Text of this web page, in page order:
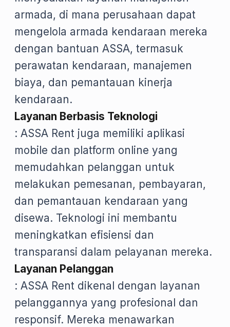
armada, di mana perusahaan dapat
mengelola armada kendaraan mereka
dengan bantuan ASSA, termasuk
perawatan kendaraan, manajemen
biaya, dan pemantauan kinerja
kendaraan.
Layanan Berbasis Teknologi
: ASSA Rent juga memiliki aplikasi
mobile dan platform online yang
memudahkan pelanggan untuk
melakukan pemesanan, pembayaran,
dan pemantauan kendaraan yang
disewa. Teknologi ini membantu
meningkatkan efisiensi dan
transparansi dalam pelayanan mereka.
Layanan Pelanggan
: ASSA Rent dikenal dengan layanan
pelanggannya yang profesional dan
responsif. Mereka menawarkan